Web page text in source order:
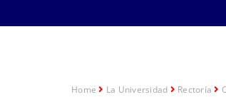
Home La Universidad Rectoría